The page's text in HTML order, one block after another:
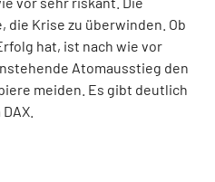
die Krise zu überwinden. Ob
hat, ist nach wie vor
Atomausstieg den
meiden. Es gibt deutlich